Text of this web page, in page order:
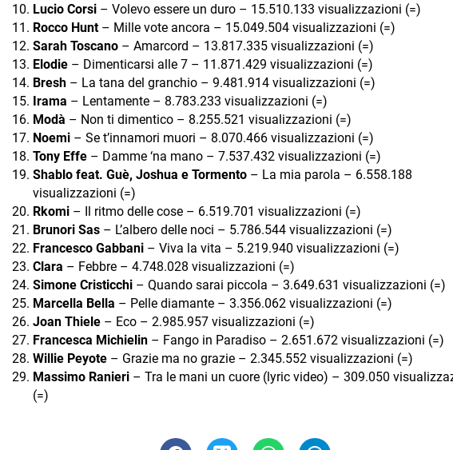
Lucio Corsi– Volevo essere un duro – 15.510.133 visualizzazioni (=)
Rocco Hunt– Mille vote ancora – 15.049.504 visualizzazioni (=)
Sarah Toscano– Amarcord – 13.817.335 visualizzazioni (=)
Elodie– Dimenticarsi alle 7 – 11.871.429 visualizzazioni (=)
Bresh– La tana del granchio – 9.481.914 visualizzazioni (=)
Irama – Lentamente – 8.783.233 visualizzazioni (=)
Modà – Non ti dimentico – 8.255.521 visualizzazioni (=)
Noemi– Se t’innamori muori – 8.070.466 visualizzazioni (=)
Tony Effe– Damme ‘na mano – 7.537.432 visualizzazioni (=)
Shablo feat. Guè, Joshua e Tormento– La mia parola – 6.558.188
visualizzazioni (=)
Rkomi– Il ritmo delle cose – 6.519.701 visualizzazioni (=)
Brunori Sas– L’albero delle noci – 5.786.544 visualizzazioni (=)
Francesco Gabbani– Viva la vita – 5.219.940 visualizzazioni (=)
Clara – Febbre – 4.748.028 visualizzazioni (=)
Simone Cristicchi– Quando sarai piccola – 3.649.631 visualizzazioni (=)
Marcella Bella – Pelle diamante – 3.356.062 visualizzazioni (=)
Joan Thiele– Eco – 2.985.957 visualizzazioni (=)
Francesca Michielin– Fango in Paradiso – 2.651.672 visualizzazioni (=)
Willie Peyote– Grazie ma no grazie – 2.345.552 visualizzazioni (=)
Massimo Ranieri– Tra le mani un cuore (lyric video) – 309.050
(=)